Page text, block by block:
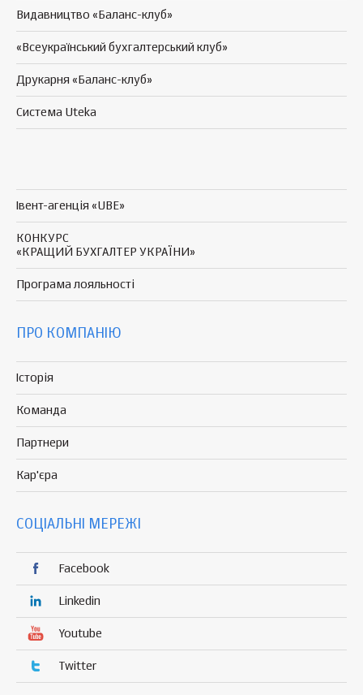
Видавництво «Баланс-клуб»
«Всеукраїнський бухгалтерський клуб»
Друкарня «Баланс-клуб»
Система Uteka
Івент-агенція «UBE»
КОНКУРС
«КРАЩИЙ БУХГАЛТЕР УКРАЇНИ»
Програма лояльності
ПРО КОМПАНІЮ
Історія
Команда
Партнери
Кар'єра
СОЦІАЛЬНІ МЕРЕЖІ
Facebook
Linkedin
Youtube
Twitter